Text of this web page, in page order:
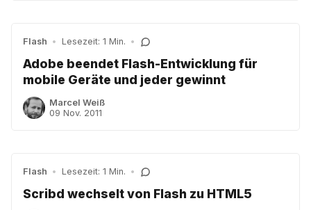
Flash • Lesezeit: 1 Min. •
Adobe beendet Flash-Entwicklung für
mobile Geräte und jeder gewinnt
Marcel Weiß
09 Nov. 2011
Flash • Lesezeit: 1 Min. •
Scribd wechselt von Flash zu HTML5